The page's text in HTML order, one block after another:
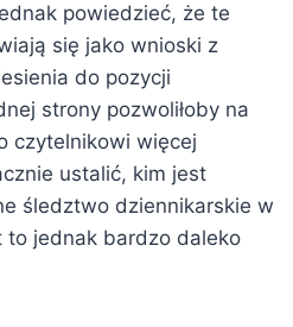
powiedzieć, że te
się jako wnioski z
do pozycji
strony pozwoliłoby na
czytelnikowi więcej
ustalić, kim jest
śledztwo dziennikarskie w
to jednak bardzo daleko